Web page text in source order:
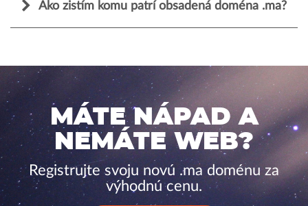
Ako zistím komu patrí obsadená doména .ma?
MÁTE NÁPAD A
NEMÁTE WEB?
Registrujte svoju novú .ma doménu za
výhodnú cenu.